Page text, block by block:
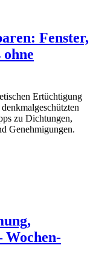
Fenster,
Ertüchtigung
zu Dichtungen,
Genehmigungen.
Wochen-